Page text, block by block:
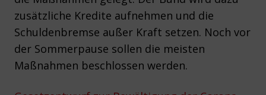
zusätzliche Kredite aufnehmen und die
Schuldenbremse außer Kraft setzen. Noch vor
der Sommerpause sollen die meisten
Maßnahmen beschlossen werden.